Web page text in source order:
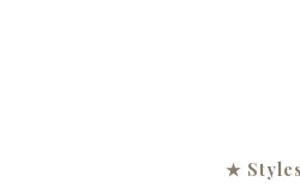
★ Styles